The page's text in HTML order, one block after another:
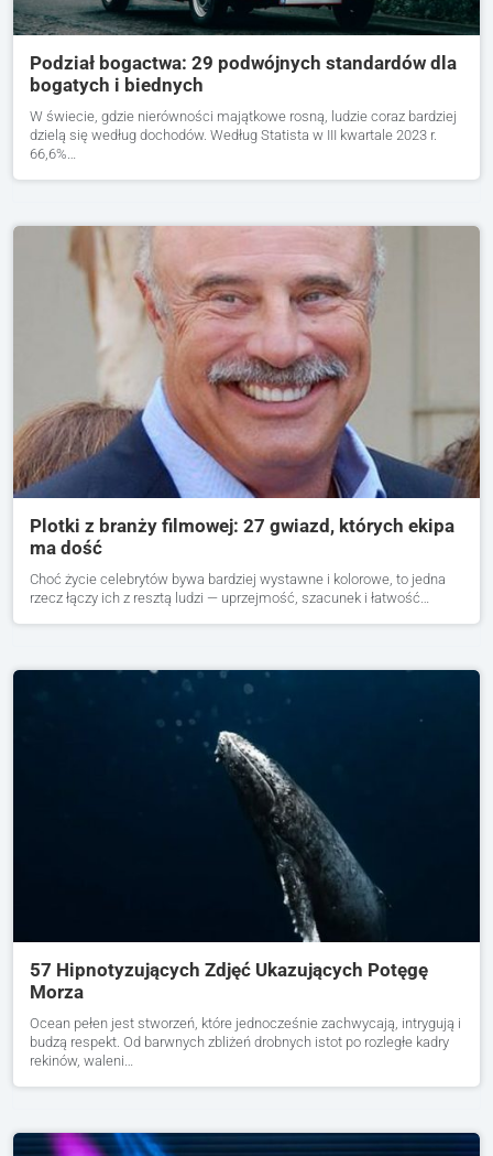
Podział bogactwa: 29 podwójnych standardów dla
bogatych i biednych
W świecie, gdzie nierówności majątkowe rosną, ludzie coraz bardziej
dzielą się według dochodów. Według Statista w III kwartale 2023 r.
66,6%…
Plotki z branży filmowej: 27 gwiazd, których ekipa
ma dość
Choć życie celebrytów bywa bardziej wystawne i kolorowe, to jedna
rzecz łączy ich z resztą ludzi — uprzejmość, szacunek i łatwość…
57 Hipnotyzujących Zdjęć Ukazujących Potęgę
Morza
Ocean pełen jest stworzeń, które jednocześnie zachwycają, intrygują i
budzą respekt. Od barwnych zbliżeń drobnych istot po rozległe kadry
rekinów, waleni…